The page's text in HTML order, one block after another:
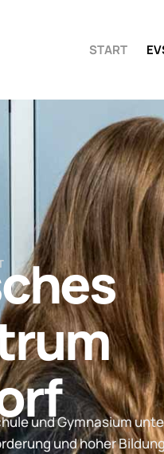
START
und Gymnasium
und hoher